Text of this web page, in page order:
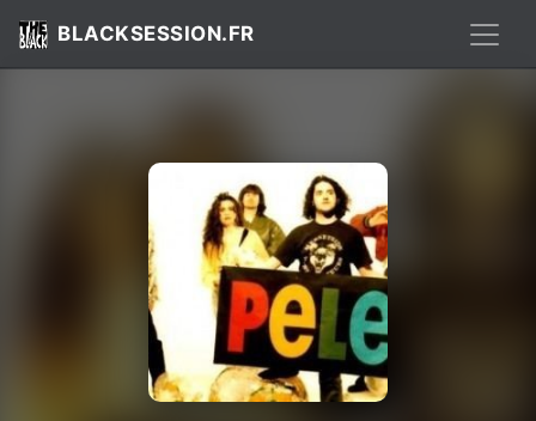
BLACKSESSION.FR